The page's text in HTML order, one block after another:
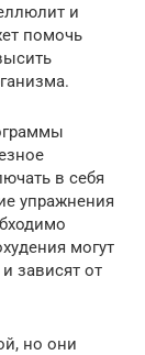
и
помочь
в себя
упражнения
могут
зависят от
но они